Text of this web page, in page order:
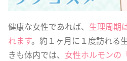
健康な女性であれば、 生理周期
れます。約１ヶ月に１度訪れる
きも体内では、 女性ホルモンの